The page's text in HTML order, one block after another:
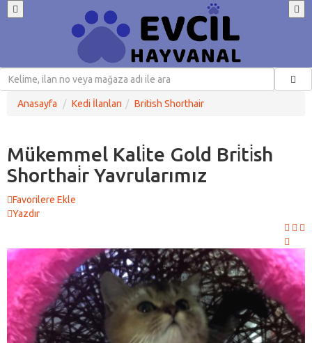
Anasayfa Kedi İlanları British Shorthair
Mükemmel Kali̇te Gold Bri̇ti̇sh
Shorthai̇r Yavrularımız
Favorilere Ekle
Yazdır